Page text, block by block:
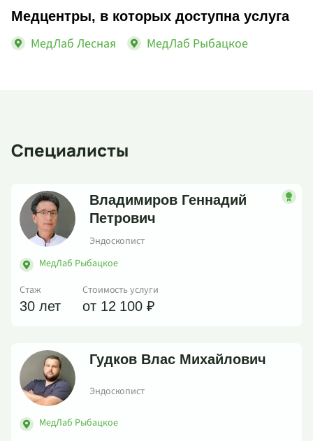
Медцентры, в которых доступна услуга
МедЛаб Лесная МедЛаб Рыбацкое
Специалисты
Владимиров Геннадий
Петрович
Эндоскопист
МедЛаб Рыбацкое
Стаж
30 лет
Стоимость услуги
от 12 100 ₽
Гудков Влас Михайлович
Эндоскопист
МедЛаб Рыбацкое